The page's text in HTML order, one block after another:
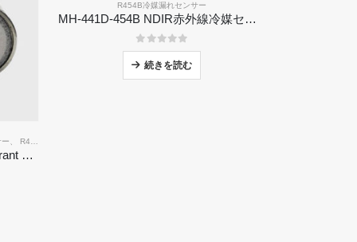
R410A冷媒漏れセンサー
MH-441D NDIR Infrared Refrigerant Sensor | High Sensitivity | HVAC & Industrial Safety | Long Lifespan
R454B冷媒漏れセンサー
MH-441D-454B NDIR赤外線冷媒センサー
05つのうち
続きを読む